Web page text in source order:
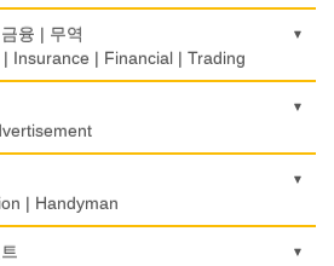
Service
융 | 무역
Insurance | Financial | Trading
| Handyman